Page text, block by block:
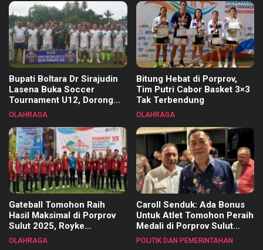
Bupati Boltara Dr Sirajudin
Lasena Buka Soccer
Tournament U12, Dorong
Pembinaan Merata di Setiap
OLAHRAGA
Bitung Hebat di Porprov,
Tim Putri Cabor Basket 3×3
Tak Terbendung
OLAHRAGA
Gateball Tomohon Raih
Hasil Maksimal di Porprov
Sulut 2025, Royke
Tangkawarouw Ucapkan
OLAHRAGA
Caroll Senduk: Ada Bonus
Untuk Atlet Tomohon Peraih
Medali di Porprov Sulut
2025
POLITIK DAN PEMERINTAHAN